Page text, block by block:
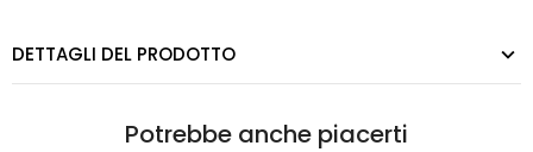
DETTAGLI DEL PRODOTTO
Potrebbe anche piacerti